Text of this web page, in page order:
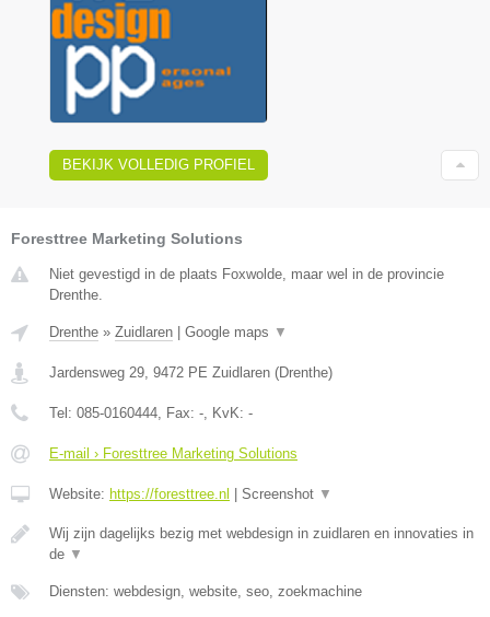
BEKIJK VOLLEDIG PROFIEL
Foresttree Marketing Solutions
Niet gevestigd in de plaats Foxwolde, maar wel in de provincie
Drenthe.
Drenthe » Zuidlaren Google maps ▼
Jardensweg 29, 9472 PE Zuidlaren (Drenthe)
Tel: 085-0160444, Fax: -, KvK: -
E-mail › Foresttree Marketing Solutions
Website: https://foresttree.nl Screenshot ▼
Wij zijn dagelijks bezig met webdesign in zuidlaren en innovaties in
de ▼
Diensten: webdesign, website, seo, zoekmachine